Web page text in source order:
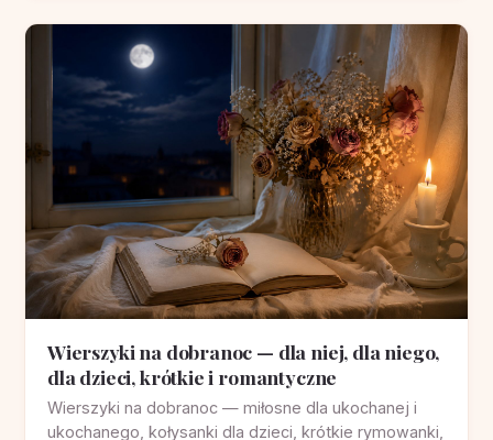
Wierszyki na dobranoc — dla niej, dla niego,
dla dzieci, krótkie i romantyczne
Wierszyki na dobranoc — miłosne dla ukochanej i
ukochanego, kołysanki dla dzieci, krótkie rymowanki,